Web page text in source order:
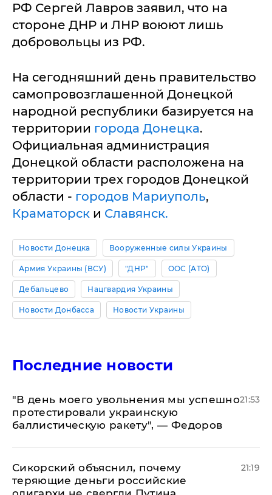
РФ Сергей Лавров заявил, что на
стороне ДНР и ЛНР воюют лишь
добровольцы из РФ.
На сегодняшний день правительство
самопровозглашенной Донецкой
народной республики базируется на
территории города Донецка.
Официальная администрация
Донецкой области расположена на
территории трех городов Донецкой
области - городов Мариуполь,
Краматорск и Славянск.
Новости Донецка Вооруженные силы Украины
Армия Украины (ВСУ) "ДНР" ООС (АТО)
Дебальцево Нацгвардия Украины
Новости Донбасса Новости Украины
Последние новости
​"В день моего увольнения мы успешно
протестировали украинскую
баллистическую ракету", — Федоров
21:53
Сикорский объяснил, почему
теряющие деньги российские
21:19